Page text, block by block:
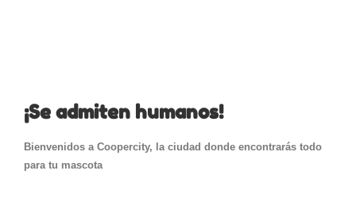
¡Se admiten humanos!
Bienvenidos a Coopercity, la ciudad donde encontrarás todo
para tu mascota